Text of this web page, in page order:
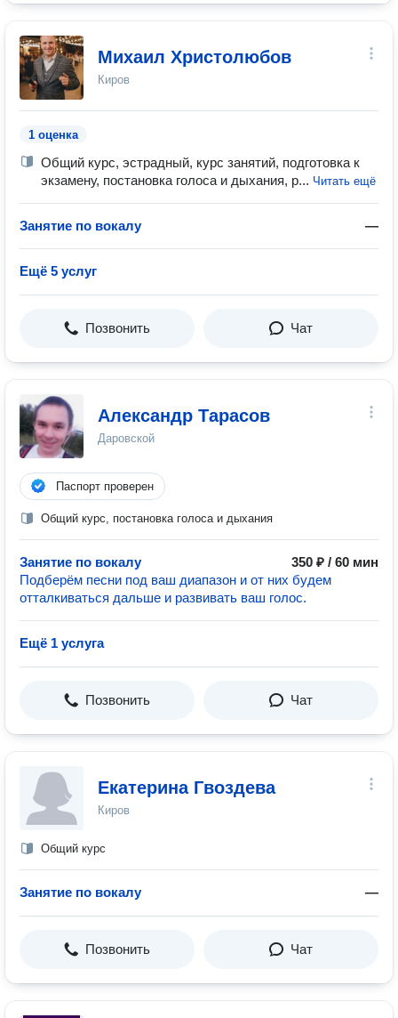
Михаил Христолюбов
Киров
1 оценка
Общий курс, эстрадный, курс занятий, подготовка к
экзамену, постановка голоса и дыхания, р... Читать ещё
Занятие по вокалу —
Ещё 5 услуг
Позвонить Чат
Александр Тарасов
Даровской
Паспорт проверен
Общий курс, постановка голоса и дыхания
Занятие по вокалу
350 ₽ / 60 мин
Подберём песни под ваш диапазон и от них будем
отталкиваться дальше и развивать ваш голос.
Ещё 1 услуга
Позвонить Чат
Екатерина Гвоздева
Киров
Общий курс
Занятие по вокалу —
Позвонить Чат